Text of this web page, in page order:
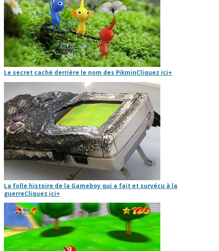
Le secret caché derrière le nom des PikminCliquez ici+
La folle histoire de la Gameboy qui a fait et survécu à la
guerreCliquez ici+